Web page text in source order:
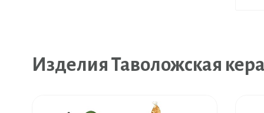
Изделия Таволожская